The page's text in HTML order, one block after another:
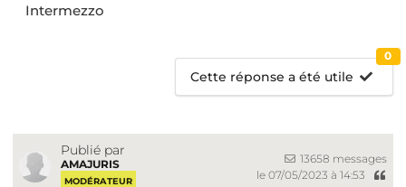
Intermezzo
Cette réponse a été utile
0
Publié par
AMAJURIS
MODÉRATEUR
13658 messages
le 07/05/2023 à 14:53